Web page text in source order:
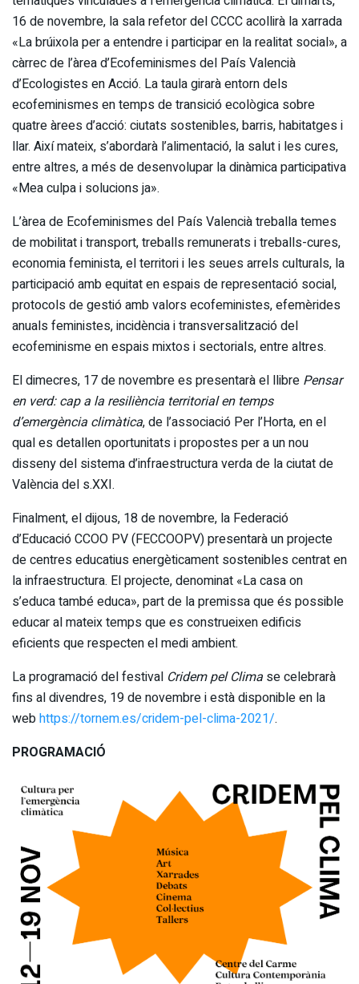
16 de novembre, la sala refetor del CCCC acollirà la xarrada
«La brúixola per a entendre i participar en la realitat social», a
càrrec de l’àrea d’Ecofeminismes del País Valencià
d’Ecologistes en Acció. La taula girarà entorn dels
ecofeminismes en temps de transició ecològica sobre
quatre àrees d’acció: ciutats sostenibles, barris, habitatges i
llar. Així mateix, s’abordarà l’alimentació, la salut i les cures,
entre altres, a més de desenvolupar la dinàmica participativa
«Mea culpa i solucions ja».
L’àrea de Ecofeminismes del País Valencià treballa temes
de mobilitat i transport, treballs remunerats i treballs-cures,
economia feminista, el territori i les seues arrels culturals, la
participació amb equitat en espais de representació social,
protocols de gestió amb valors ecofeministes, efemèrides
anuals feministes, incidència i transversalització del
ecofeminisme en espais mixtos i sectorials, entre altres.
El dimecres, 17 de novembre es presentarà el llibre Pensar
en verd: cap a la resiliència territorial en temps
d’emergència climàtica, de l’associació Per l’Horta, en el
qual es detallen oportunitats i propostes per a un nou
disseny del sistema d’infraestructura verda de la ciutat de
València del s.XXI.
Finalment, el dijous, 18 de novembre, la Federació
d’Educació CCOO PV (FECCOOPV) presentarà un projecte
de centres educatius energèticament sostenibles centrat en
la infraestructura. El projecte, denominat «La casa on
s’educa també educa», part de la premissa que és possible
educar al mateix temps que es construeixen edificis
eficients que respecten el medi ambient.
La programació del festival Cridem pel Clima se celebrarà
fins al divendres, 19 de novembre i està disponible en la
webhttps://tornem.es/cridem-pel-clima-2021/.
PROGRAMACIÓ